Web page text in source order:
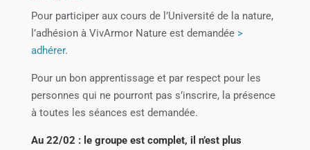
Pour participer aux cours de l’Université de la nature,
l’adhésion à VivArmor Nature est demandée >
adhérer.
Pour un bon apprentissage et par respect pour les
personnes qui ne pourront pas s’inscrire, la présence
à toutes les séances est demandée.
Au 22/02 : le groupe est complet, il n’est plus